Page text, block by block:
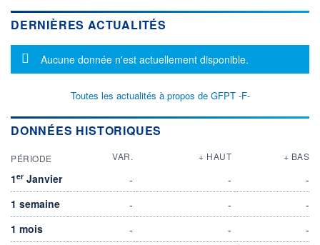
DERNIÈRES ACTUALITÉS
Message d'information
Aucune donnée n'est actuellement disponible.
Toutes les actualités à propos de GFPT -F-
DONNÉES HISTORIQUES
PÉRIODE VAR. + HAUT + BAS
1er Janvier - -
-
1 semaine
- -
-
1 mois
- -
-